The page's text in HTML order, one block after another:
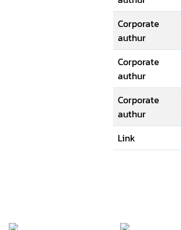
Corporate
authur
Corporate
authur
Corporate
authur
Link